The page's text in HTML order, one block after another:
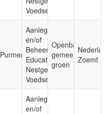
Voedsel
Purmerend
Aanleg
en/of
Beheer;
Educatie;
Nestgelegenheid;
Voedsel
Openbaar,
gemeentelijk
groen
Zoemt
Aanleg
en/of